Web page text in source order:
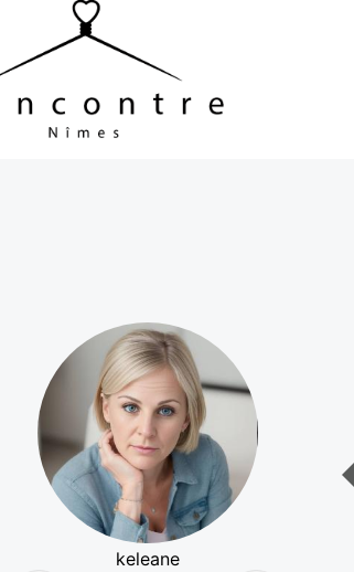
keleane